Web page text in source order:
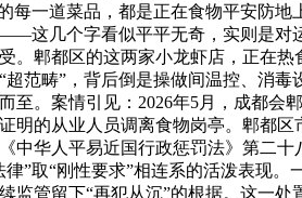
一道菜品，都是正在食物平安防
这几个字看似平平无奇，实则是对
郫都区的这两家小龙虾店，正在
范畴”，背后倒是操做间温控、消
。案情引见：2026年5月，成都会
的从业人员调离食物岗亭。郫都
华人平易近国行政惩罚法》第二十
”取“刚性要求”相连系的活泼表现
管留下“再犯从沉”的根据。这一